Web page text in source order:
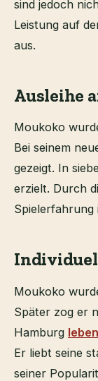
sind jedoch
Leistung auf
aus.
Ausleihe
Moukoko
Bei seinem
gezeigt. In
erzielt. Durch
Spielerfahrung
Moukoko
Später zog er
Hamburg leben
Er liebt seine
seiner